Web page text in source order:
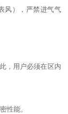
风），严禁进气气
，用户必须在区内
性能。